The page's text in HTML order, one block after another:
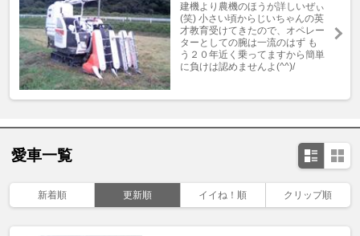
建機より農機のほうが詳しいぜぃ
(笑) 小さい頃からじいちゃんの英
才教育受けてきたので、オペレー
ターとしての腕は一流のはず も
う２０年近く乗ってますから簡単
に負けは認めませんよ(^^)/
愛車一覧
新着順 更新順 イイね！順 クリップ順